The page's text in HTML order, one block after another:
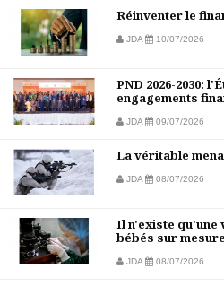
Réinventer le
JDA 10/07/2026
PND 2026-2030:
engagements
JDA 09/07/2026
La véritable
JDA 08/07/2026
Il n'existe qu'une
bébés sur mesure
JDA 08/07/2026